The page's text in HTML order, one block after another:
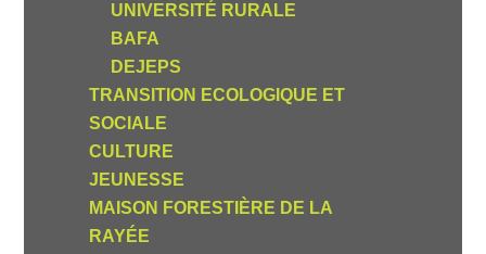
UNIVERSITÉ RURALE
BAFA
DEJEPS
TRANSITION ECOLOGIQUE ET
SOCIALE
CULTURE
JEUNESSE
MAISON FORESTIÈRE DE LA
RAYÉE